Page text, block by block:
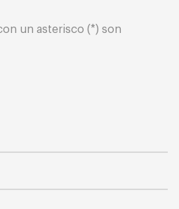
un asterisco (*) son